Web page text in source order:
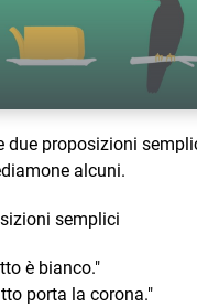
due proposizioni
alcuni.
semplici
è bianco."
porta la corona."